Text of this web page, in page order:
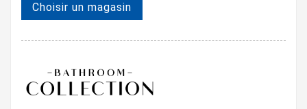
Choisir un magasin